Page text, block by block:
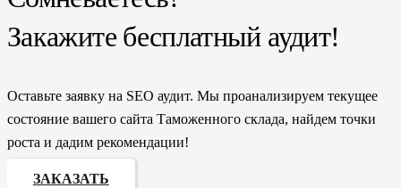
Закажите бесплатный аудит!
Оставьте заявку на SEO аудит. Мы проанализируем текущее
состояние вашего сайта Таможенного склада, найдем точки
роста и дадим рекомендации!
ЗАКАЗАТЬ